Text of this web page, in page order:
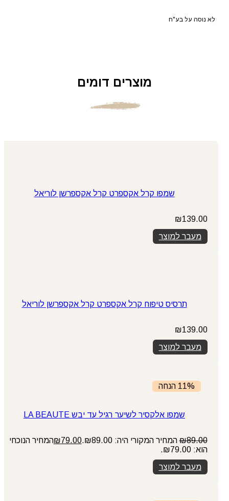
לא נוסה על בע"ח
מוצרים דומים
שמפו קרל אקספרט קרל אקספרשן לוריאל
₪139.00
מעבר למוצר
תרסיס טיפוח קרל אקספרט קרל אקספרשן לוריאל
₪139.00
מעבר למוצר
11% הנחה
שמפו אלקסיר לשיער רגיל עד יבש LA BEAUTE
₪89.00 המחיר המקורי היה: ₪89.00. ₪79.00
המחיר הנוכחי
הוא: ₪79.00.
מעבר למוצר